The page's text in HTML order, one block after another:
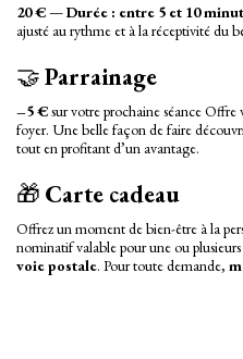
20 €—Durée : entre 5 et 10
ajusté au rythme et à la réceptivité du
🤝Parrainage
–5 €sur votre prochaine séance
foyer. Une belle façon de faire
tout en profitant d’un avantage.
🎁 Carte cadeau
Offrez un moment de bien-être à la
nominatif valable pour une ou plusieurs
voie postale. Pour toute demande,